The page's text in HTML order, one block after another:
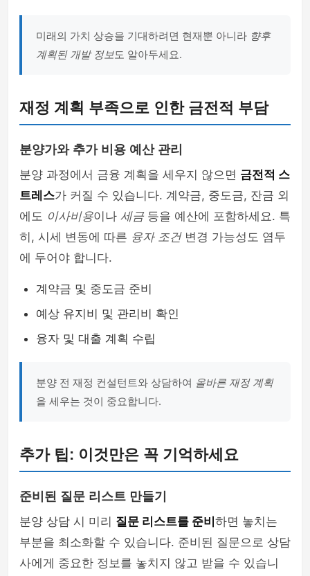
미래의 가치 상승을 기대하려면 현재뿐 아니라 향후
계획된 개발 정보도 알아두세요.
재정 계획 부족으로 인한 금전적 부담
분양가와 추가 비용 예산 관리
분양 과정에서 금융 계획을 세우지 않으면 금전적 스
트레스가 커질 수 있습니다. 계약금, 중도금, 잔금 외
에도 이사비용이나 세금등을 예산에 포함하세요. 특
히, 시세 변동에 따른 융자 조건변경 가능성도 염두
에 두어야 합니다.
계약금 및 중도금 준비
예상 유지비 및 관리비 확인
융자 및 대출 계획 수립
분양 전 재정 컨설턴트와 상담하여 올바른 재정 계획
을 세우는 것이 중요합니다.
추가 팁: 이것만은 꼭 기억하세요
준비된 질문 리스트 만들기
분양 상담 시 미리 질문 리스트를 준비 하면 놓치는
부분을 최소화할 수 있습니다. 준비된 질문으로 상담
사에게 중요한 정보를 놓치지 않고 받을 수 있습니